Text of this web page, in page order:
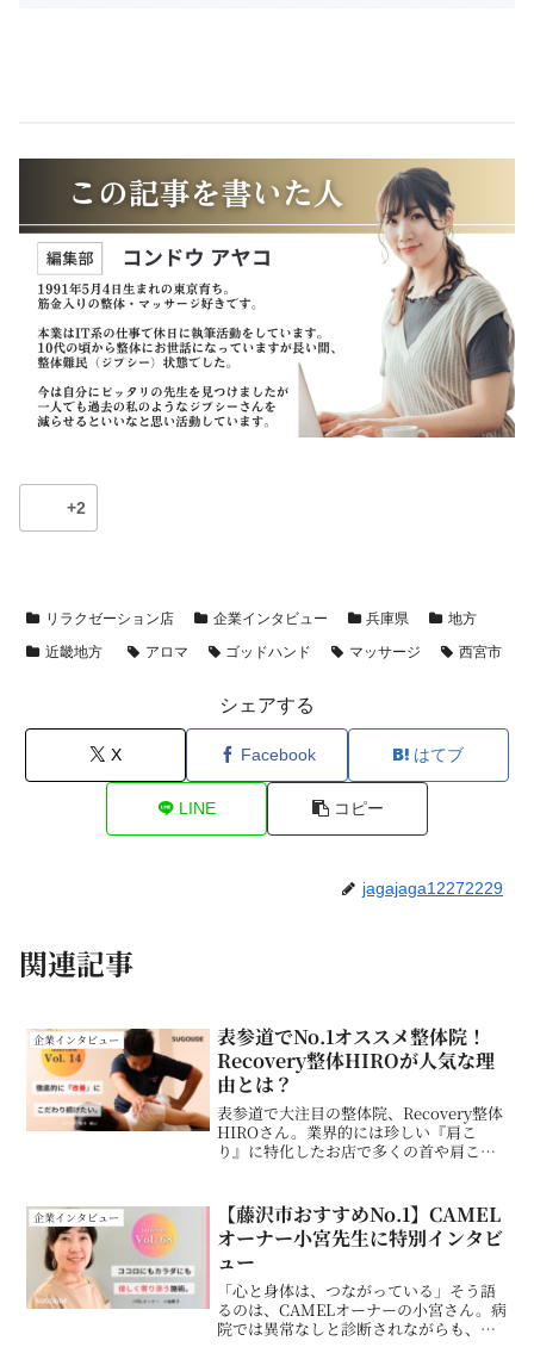
+2
リラクゼーション店 企業インタビュー 兵庫県
地方
近畿地方
アロマ ゴッドハンド マッサージ 西宮市
シェアする
X Facebook はてブ
LINE コピー
jagajaga12272229
関連記事
企業インタビュー
表参道でNo.1オススメ整体院！
Recovery整体HIROが人気な理
由とは？
表参道で大注目の整体院、Recovery整体
HIROさん。業界的には珍しい『肩こ
り』に特化したお店で多くの首や肩こり
気になったSUGOUDE編集部は、今回特
別に取材の...
企業インタビュー
【藤沢市おすすめNo.1】CAMEL
オーナー小宮先生に特別インタビ
ュー
「心と身体は、つながっている」そう語
るのは、CAMELオーナーの小宮さん。病
院では異常なしと診断されながらも、辛